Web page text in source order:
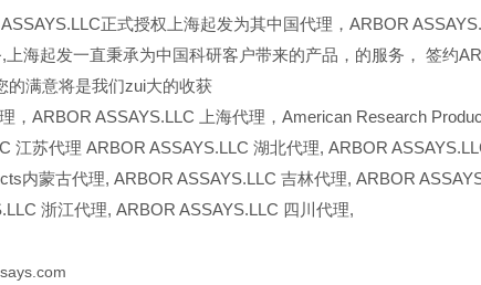
正式授权上海起发为其中国代理，ARBOR
海起发一直秉承为中国科研客户带来的产品，的服务，
签约
的满意将是我们zui大的收获
，ARBOR ASSAYS.LLC 上海代理，American Research
江苏代理 ARBOR ASSAYS.LLC 湖北代理, ARBOR
内蒙古代理, ARBOR ASSAYS.LLC 吉林代理, ARBOR
浙江代理, ARBOR ASSAYS.LLC 四川代理,